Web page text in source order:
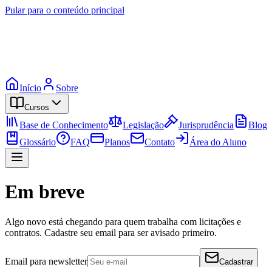
Pular para o conteúdo principal
Início Sobre
Cursos
Base de Conhecimento Legislação Jurisprudência
Blog
Glossário
FAQ Planos Contato Área do Aluno
Em breve
Algo novo está chegando para quem trabalha com licitações e
contratos. Cadastre seu email para ser avisado primeiro.
Email para newsletter Cadastrar